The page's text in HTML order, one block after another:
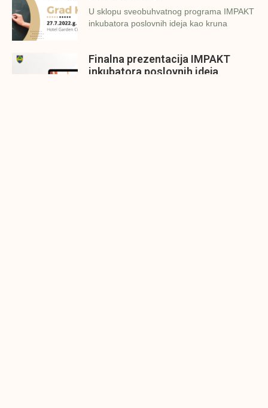
U sklopu sveobuhvatnog programa IMPAKT
inkubatora poslovnih ideja kao kruna
Finalna prezentacija IMPAKT
inkubatora poslovnih ideja